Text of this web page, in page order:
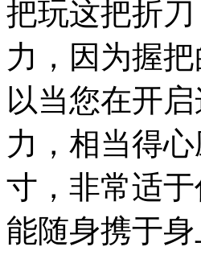
把玩这把折
力，因为握
以当您在开
力，相当得
寸，非常适
能随身携于